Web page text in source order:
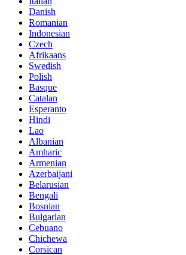
Danish
Romanian
Indonesian
Czech
Afrikaans
Swedish
Polish
Basque
Catalan
Esperanto
Hindi
Lao
Albanian
Amharic
Armenian
Azerbaijani
Belarusian
Bengali
Bosnian
Bulgarian
Cebuano
Chichewa
Corsican